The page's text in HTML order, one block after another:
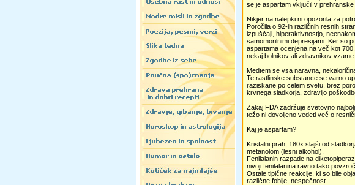
se je aspartam vključil v prehranske
Nikjer na nalepki ni opozorila za
Poročila o 92-ih različnih resnih
izpuščaji, hiperaktivnostjo,
samomorilnimi depresijami. Ker so
aspartama ocenjena na več kot
nekaj bolnikov ali zdravnikov
Medtem se vsa naravna,
Te rastlinske substance se varno
raziskane po celem svetu, brez
krvnega sladkorja, zdravijo
Zakaj FDA zadržuje svetovno
težo ni dovoljeno vedeti več o
Kaj je aspartam?
Kristalni prah, 180x slajši od
metanolom (lesni alkohol).
Fenilalanin razpade na
nivoji fenilalanina ravno tako
Ostale tipične reakcije, ki so bile
različne fobije, nespečnost.